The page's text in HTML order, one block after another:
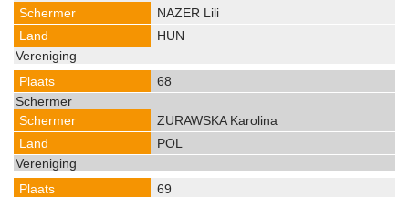
NAZER Lili
HUN
68
ZURAWSKA Karolina
POL
69